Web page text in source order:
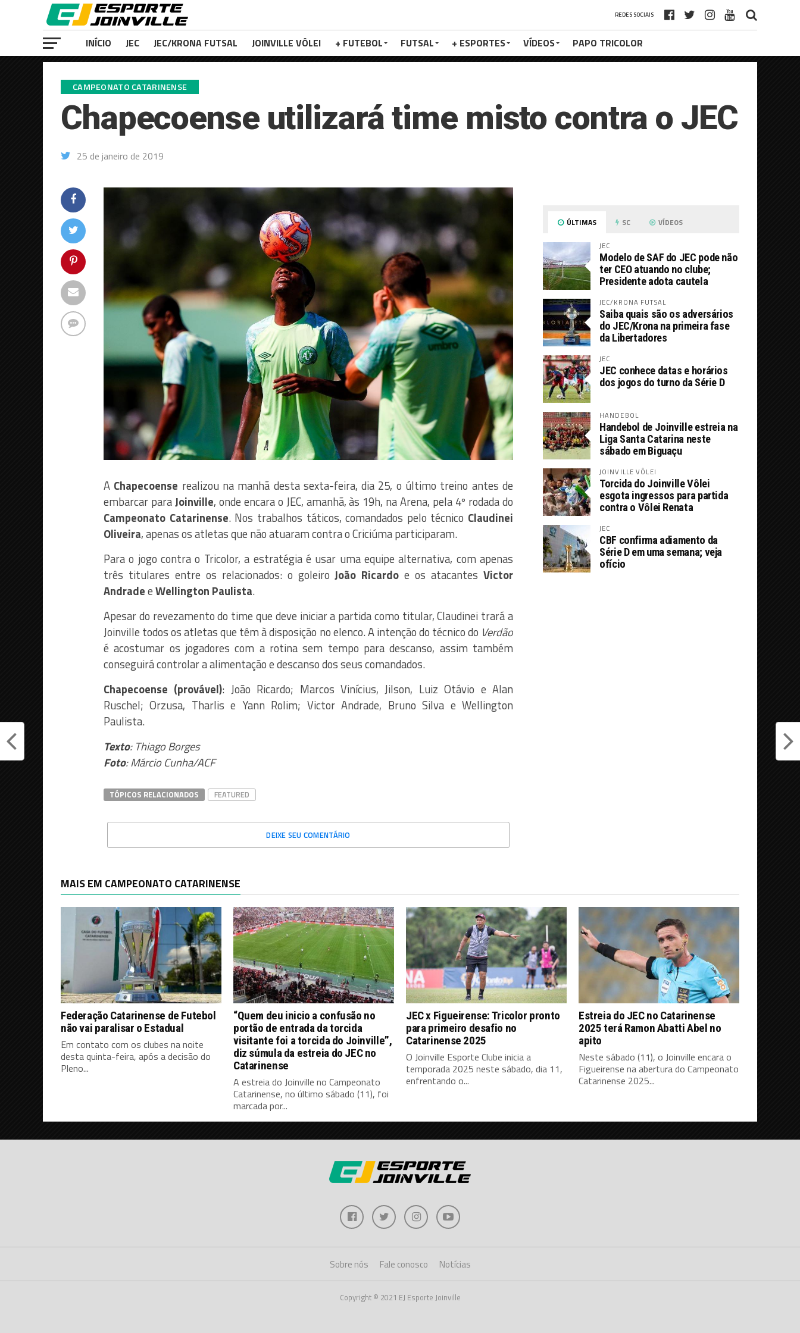
REDES SOCIAIS
INÍCIO JEC JEC/KRONA FUTSAL JOINVILLE VÔLEI + FUTEBOL FUTSAL + ESPORTES VÍDEOS PAPO TRICOLOR
CAMPEONATO CATARINENSE
Chapecoense utilizará time misto contra o JEC
25 de janeiro de 2019
A Chapecoense realizou na manhã desta sexta-feira, dia 25, o último treino antes de
embarcar paraJoinville, onde encara o JEC, amanhã, às 19h, na Arena, pela 4º rodada do
Campeonato Catarinense. Nos trabalhos táticos, comandados pelo técnico Claudinei
Oliveira, apenas os atletas que não atuaram contra o Criciúma participaram.
Para o jogo contra o Tricolor, a estratégia é usar uma equipe alternativa, com apenas
três titulares entre os relacionados: o goleiroJoão Ricardo e os atacantesVictor
AndradeeWellington Paulista.
Apesar do revezamento do time que deve iniciar a partida como titular, Claudinei trará a
Joinville todos os atletas que têm à disposição no elenco. A intenção do técnico do Verdão
é acostumar os jogadores com a rotina sem tempo para descanso, assim também
conseguirá controlar a alimentação e descanso dos seus comandados.
Chapecoense (provável): João Ricardo; Marcos Vinícius, Jilson, Luiz Otávio e Alan
Ruschel; Orzusa, Tharlis e Yann Rolim; Victor Andrade, Bruno Silva e Wellington
Paulista.
Texto: Thiago Borges
Foto: Márcio Cunha/ACF
TÓPICOS RELACIONADOS FEATURED
DEIXE SEU COMENTÁRIO
ÚLTIMAS SC VÍDEOS
JEC
Modelo de SAF do JEC pode não
ter CEO atuando no clube;
Presidente adota cautela
JEC/KRONA FUTSAL
Saiba quais são os adversários
do JEC/Krona na primeira fase
da Libertadores
JEC
JEC conhece datas e horários
dos jogos do turno da Série D
HANDEBOL
Handebol de Joinville estreia na
Liga Santa Catarina neste
sábado em Biguaçu
JOINVILLE VÔLEI
Torcida do Joinville Vôlei
esgota ingressos para partida
contra o Vôlei Renata
JEC
CBF confirma adiamento da
Série D em uma semana; veja
ofício
MAIS EM CAMPEONATO CATARINENSE
Federação Catarinense de Futebol
não vai paralisar o Estadual
Em contato com os clubes na noite
desta quinta-feira, após a decisão do
Pleno...
“Quem deu inicio a confusão no
portão de entrada da torcida
visitante foi a torcida do Joinville”,
diz súmula da estreia do JEC no
Catarinense
A estreia do Joinville no Campeonato
Catarinense, no último sábado (11), foi
marcada por...
JEC x Figueirense: Tricolor pronto
para primeiro desafio no
Catarinense 2025
O Joinville Esporte Clube inicia a
temporada 2025 neste sábado, dia 11,
enfrentando o...
Estreia do JEC no Catarinense
2025 terá Ramon Abatti Abel no
apito
Neste sábado (11), o Joinville encara o
Figueirense na abertura do Campeonato
Catarinense 2025...
Sobre nós Fale conosco Notícias
Copyright © 2021 EJ Esporte Joinville